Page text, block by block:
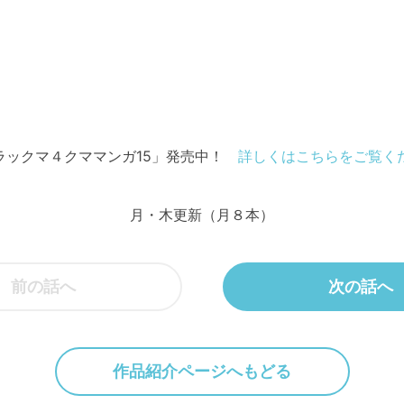
クマ４クママンガ15」発売中！ 詳しくはこちらをご覧く
月・木更新（月８本）
前の話へ 次の話へ
作品紹介ページへもどる